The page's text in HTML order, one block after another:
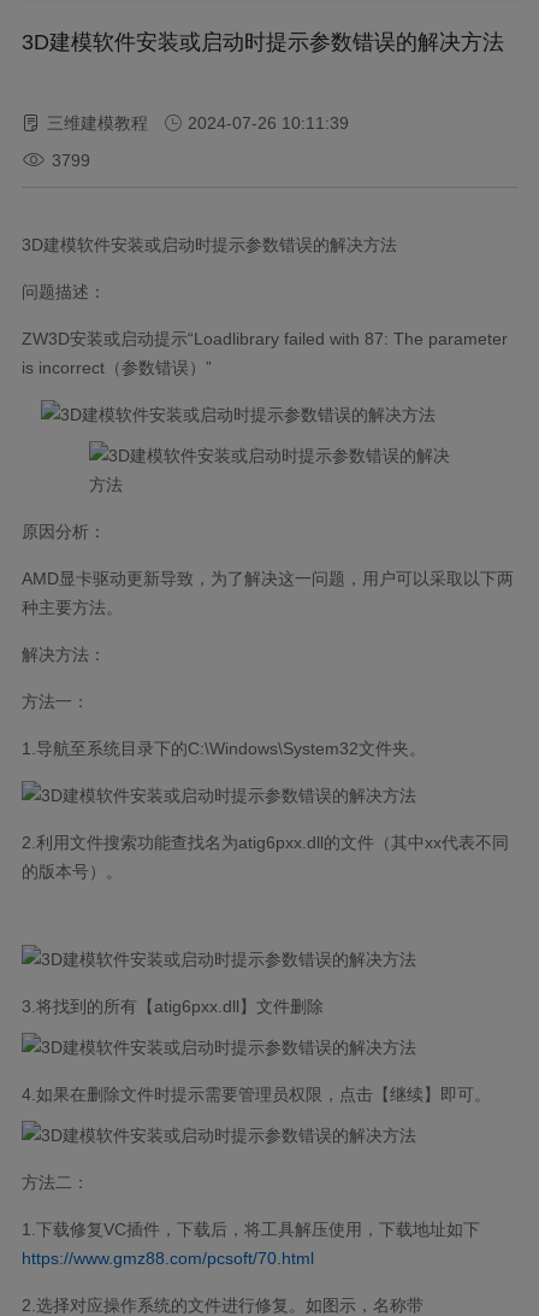
3D建模软件安装或启动时提示参数错误的解决方法
三维建模教程
2024-07-26 10:11:39
3799
3D建模软件安装或启动时提示参数错误的解决方法
问题描述：
ZW3D安装或启动提示“Loadlibrary failed with 87: The parameter
is incorrect（参数错误）”
原因分析：
AMD显卡驱动更新导致，为了解决这一问题，用户可以采取以下两
种主要方法。
解决方法：
方法一：
1.导航至系统目录下的C:\Windows\System32文件夹。
2.利用文件搜索功能查找名为atig6pxx.dll的文件（其中xx代表不同
的版本号）。
3.将找到的所有【atig6pxx.dll】文件删除
4.如果在删除文件时提示需要管理员权限，点击【继续】即可。
方法二：
1.下载修复VC插件，下载后，将工具解压使用，下载地址如下
https://www.gmz88.com/pcsoft/70.html
2.选择对应操作系统的文件进行修复。如图示，名称带